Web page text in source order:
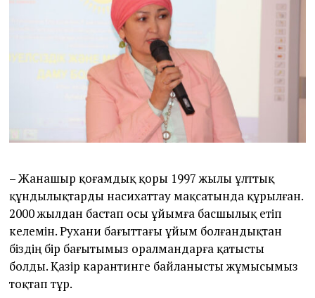
– Жанашыр қоғамдық қоры 1997 жылы ұлттық
құндылықтарды насихаттау мақсатында құрылған.
2000 жылдан бастап осы ұйымға басшылық етіп
келемін. Рухани бағыттағы ұйым болғандықтан
біздің бір бағытымыз оралмандарға қатысты
болды. Қазір карантинге байланысты жұмысымыз
тоқтап тұр.